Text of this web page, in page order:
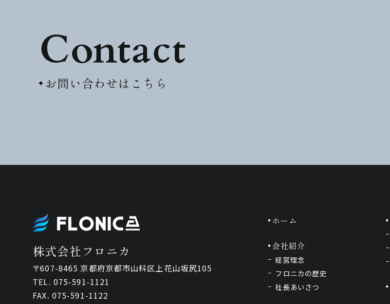
Contact
お問い合わせはこちら
株式会社フロニカ
〒607-8465 京都府京都市山科区上花山坂尻105
TEL. 075-591-1121
FAX. 075-591-1122
ホーム
会社紹介
経営理念
フロニカの歴史
社長あいさつ